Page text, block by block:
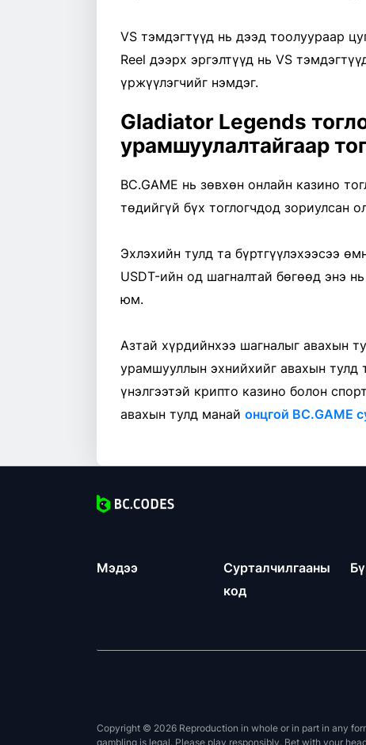
VS тэмдэгтүүд нь дээд тоолуураар
Reel дээрх эргэлтүүд нь VS
үржүүлэгчийг нэмдэг.
Gladiator Legends
урамшуулалтайгаар
BC.GAME нь зөвхөн онлайн казино
төдийгүй бүх тоглогчдод зориулсан
Эхлэхийн тулд та бүртгүүлэхээсээ
USDT-ийн од шагналтай бөгөөд энэ
юм.
Азтай хүрдийнхээ шагналыг авахын
урамшууллын эхнийхийг авахын тулд
үнэлгээтэй крипто казино болон
авахын тулд манай онцгой BC.GAME
Мэдээ
Сурталчилгааны
код
Copyright © 2026 Reproduction in whole or in part in any
gambling is legal. Please play responsibly. Bet with your